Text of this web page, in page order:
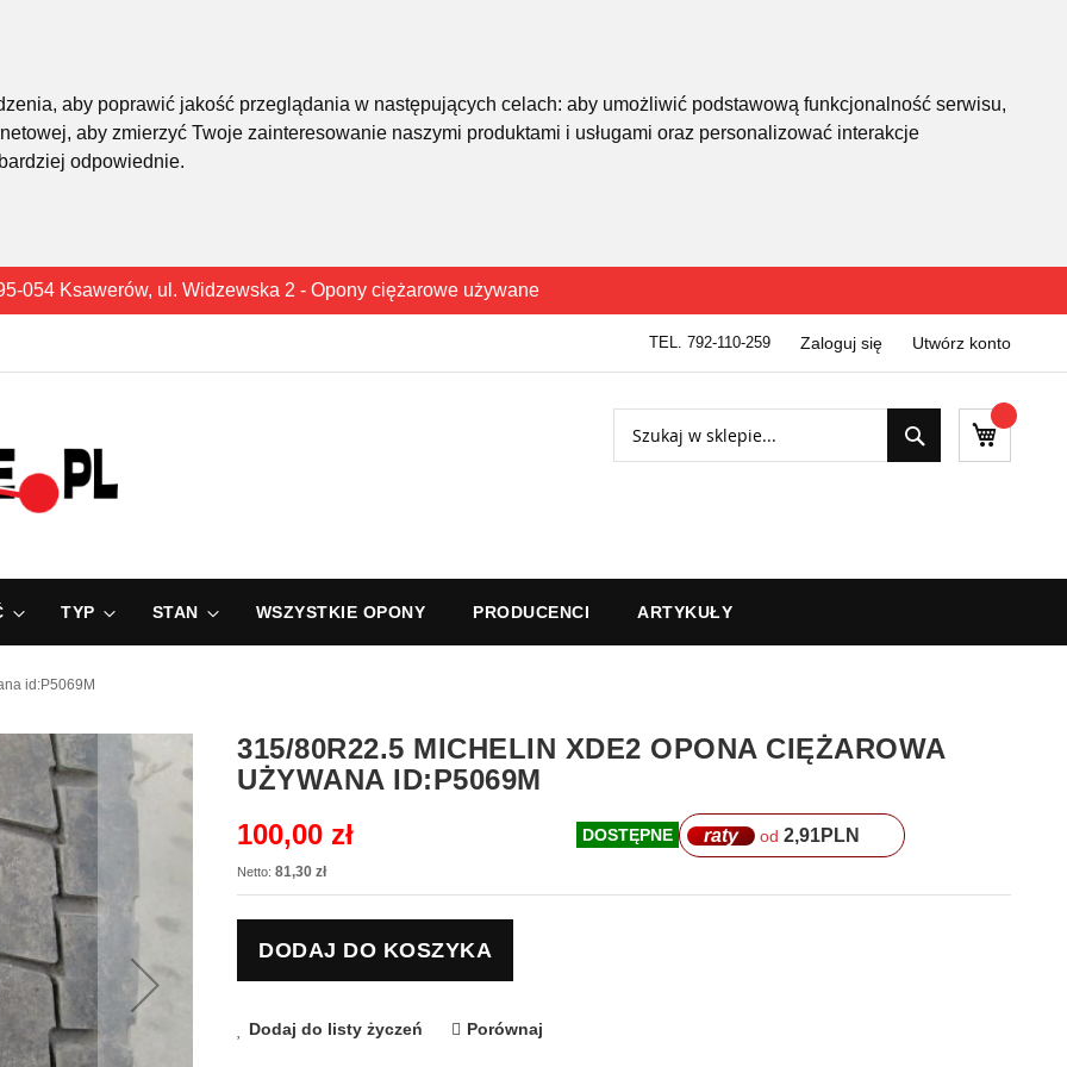
aby poprawić jakość przeglądania w następujących celach: aby umożliwić podstawową funkcjonalność serwisu,
, aby zmierzyć Twoje zainteresowanie naszymi produktami i usługami oraz personalizować interakcje
odpowiednie.
054 Ksawerów, ul. Widzewska 2 - Opony ciężarowe używane
TEL. 792-110-259 Zaloguj się Utwórz konto
Mój
Szukaj
TYP STAN WSZYSTKIE OPONY PRODUCENCI ARTYKUŁY
id:P5069M
315/80R22.5 MICHELIN XDE2 OPONA CIĘŻAROWA
UŻYWANA ID:P5069M
100,00 zł
81,30 zł
DOSTĘPNE raty od 2,91PLN
DODAJ DO KOSZYKA
Dodaj do listy życzeń Porównaj